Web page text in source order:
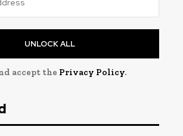
UNLOCK ALL
accept the Privacy Policy.